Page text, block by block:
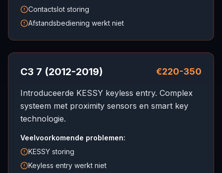
Contactslot storing
Afstandsbediening werkt niet
C3 7 (2012-2019) €220-350
Introduceerde KESSY keyless entry. Complex
systeem met proximity sensors en smart key
technologie.
Veelvoorkomende problemen:
KESSY storing
Keyless entry werkt niet